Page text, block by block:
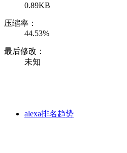
0.89KB
压缩率：
44.53%
最后修改：
未知
alexa排名趋势